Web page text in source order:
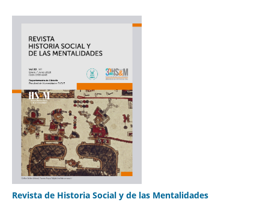
Revista de Historia Social y de las Mentalidades